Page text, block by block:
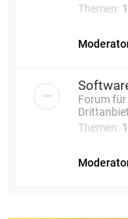
Themen:
Forum
Themen: